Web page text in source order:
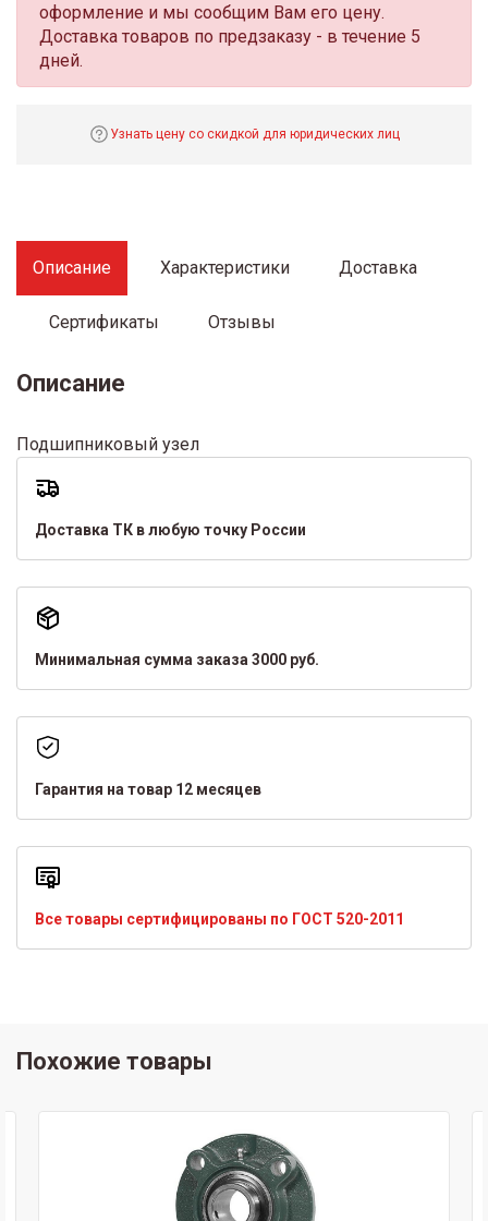
оформление и мы сообщим Вам его цену.
Доставка товаров по предзаказу - в течение 5
дней.
Узнать цену со скидкой для юридических лиц
Описание Характеристики Доставка
Сертификаты Отзывы
Описание
Подшипниковый узел
Доставка ТК в любую точку России
Минимальная сумма заказа 3000 руб.
Гарантия на товар 12 месяцев
Все товары сертифицированы по ГОСТ 520-2011
Похожие товары